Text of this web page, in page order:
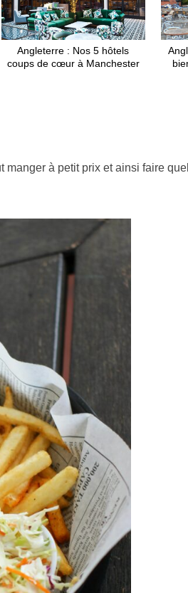
Angleterre : Nos 5 hôtels
coups de cœur à Manchester
manger à petit prix et ainsi faire